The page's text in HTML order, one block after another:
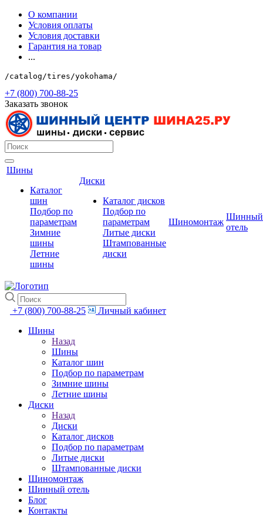
О компании
Условия оплаты
Условия доставки
Гарантия на товар
...
/catalog/tires/yokohama/
+7 (800) 700-88-25
Заказать звонок
Шины
Каталог
шин
Подбор по
параметрам
Зимние
шины
Летние
шины
Диски
Каталог дисков
Подбор по
параметрам
Литые диски
Штампованные
диски
Шиномонтаж
Шинный
отель
+7 (800) 700-88-25
Личный кабинет
Шины
Назад
Шины
Каталог шин
Подбор по параметрам
Зимние шины
Летние шины
Диски
Назад
Диски
Каталог дисков
Подбор по параметрам
Литые диски
Штампованные диски
Шиномонтаж
Шинный отель
Блог
Контакты